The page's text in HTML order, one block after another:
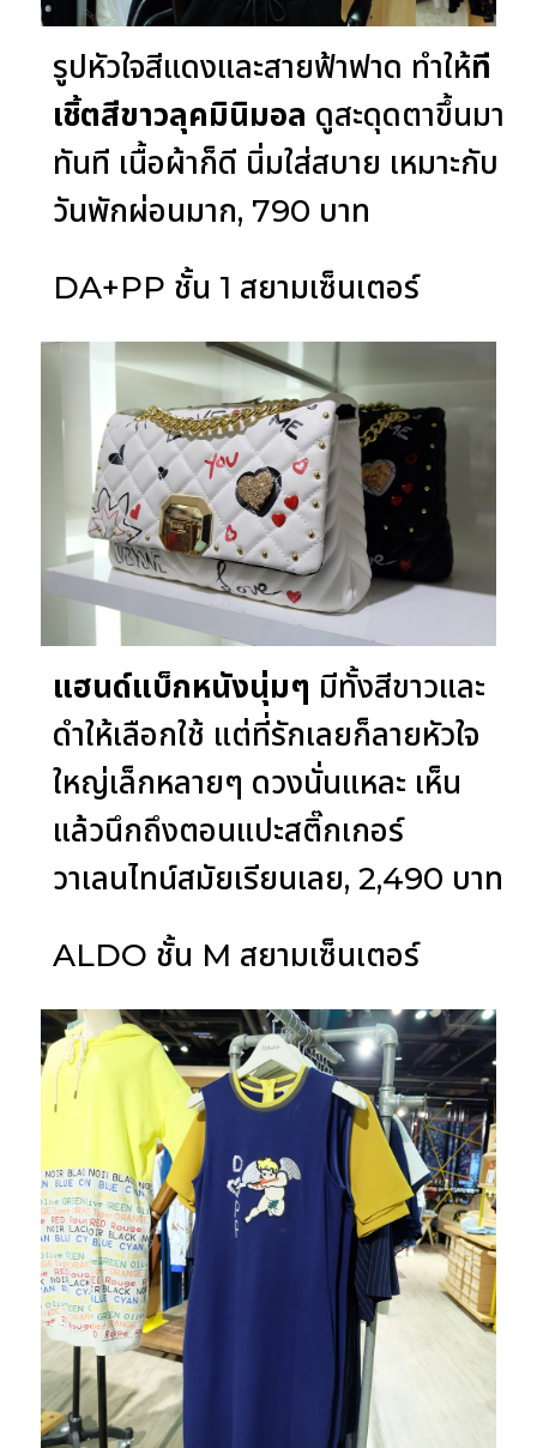
รูปหัวใจสีแดงและสายฟ้าฟาด ทำให้ที
เชิ้ตสีขาวลุคมินิมอล ดูสะดุดตาขึ้นมา
ทันที เนื้อผ้าก็ดี นิ่มใส่สบาย เหมาะกับ
วันพักผ่อนมาก, 790 บาท
DA+PP ชั้น 1 สยามเซ็นเตอร์
แฮนด์แบ็กหนังนุ่มๆ มีทั้งสีขาวและ
ดำให้เลือกใช้ แต่ที่รักเลยก็ลายหัวใจ
ใหญ่เล็กหลายๆ ดวงนั่นแหละ เห็น
แล้วนึกถึงตอนแปะสติ๊กเกอร์
วาเลนไทน์สมัยเรียนเลย, 2,490 บาท
ALDO ชั้น M สยามเซ็นเตอร์